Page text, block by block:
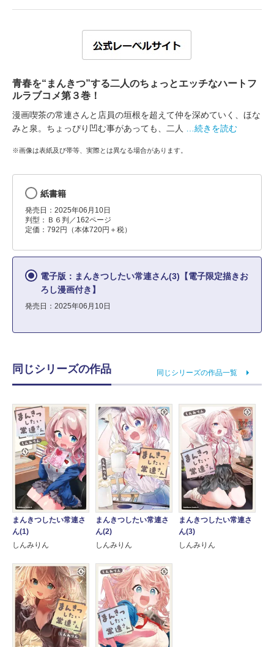
青春を“まんきつ”する二人のちょっとエッチなハートフ
ルラブコメ第３巻！
漫画喫茶の常連さんと店員の垣根を超えて仲を深めていく、ほな
みと泉。ちょっぴり凹む事があっても、二人
…続きを読む
※画像は表紙及び帯等、実際とは異なる場合があります。
紙書籍
発売日：2025年06月10日
判型：Ｂ６判／162ページ
定価：792円（本体720円＋税）
電子版：まんきつしたい常連さん(3)【電子限定描きお
ろし漫画付き】
発売日：2025年06月10日
同じシリーズの作品 同じシリーズの作品一覧
まんきつしたい常連さ
ん(1)
しんみりん
まんきつしたい常連さ
ん(2)
しんみりん
まんきつしたい常連さ
ん(3)
しんみりん